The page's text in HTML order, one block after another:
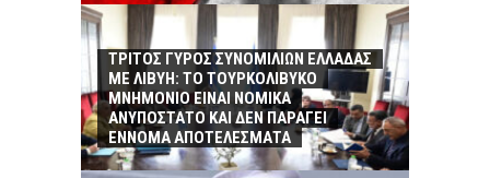
ΤΡΙΤΟΣ ΓΥΡΟΣ ΣΥΝΟΜΙΛΙΩΝ ΕΛΛΑΔΑΣ
ΜΕ ΛΙΒΥΗ: ΤΟ ΤΟΥΡΚΟΛΙΒΥΚΟ
ΜΝΗΜΟΝΙΟ ΕΙΝΑΙ ΝΟΜΙΚΑ
ΑΝΥΠΟΣΤΑΤΟ ΚΑΙ ΔΕΝ ΠΑΡΑΓΕΙ
ΕΝΝΟΜΑ ΑΠΟΤΕΛΕΣΜΑΤΑ